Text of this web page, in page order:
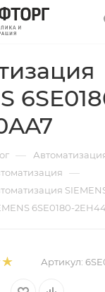
—
—
6SE0180-
Артикул: